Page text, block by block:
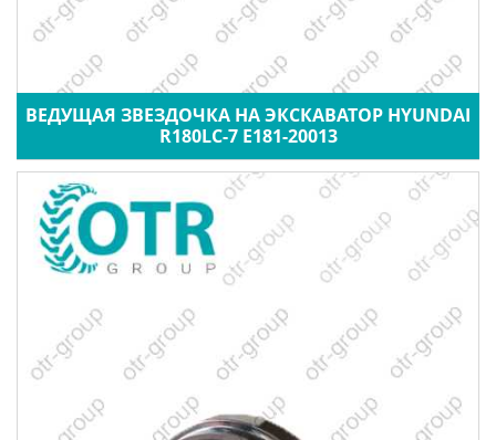
ВЕДУЩАЯ ЗВЕЗДОЧКА НА ЭКСКАВАТОР HYUNDAI
R180LC-7 E181-20013